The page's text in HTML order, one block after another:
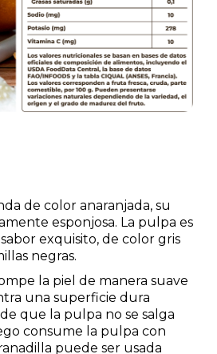
de color anaranjada, su
esponjosa. La pulpa es
exquisito, de color gris
negras.
la piel de manera suave
una superficie dura
que la pulpa no se salga
consume la pulpa con
puede ser usada